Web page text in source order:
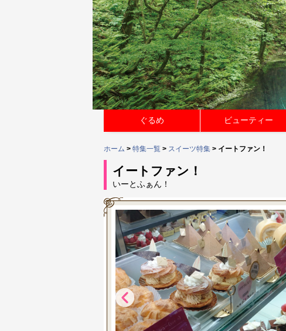
ぐるめ ビューティー
ホーム > 特集一覧 > スイーツ特集 > イートファン！
イートファン！
いーとふぁん！